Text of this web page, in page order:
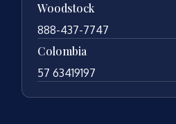
Woodstock
888-437-7747
Colombia
57 63419197